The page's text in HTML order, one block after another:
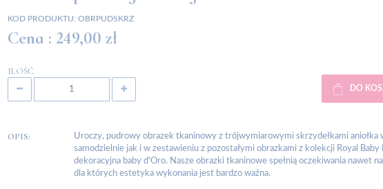
KOD PRODUKTU: OBRPUDSKRZ
Cena : 249,00 zł
ILOŚĆ
DO
OPIS:
Uroczy, pudrowy obrazek tkaninowy z trójwymiarowymi skrzydełkami aniołka
samodzielnie jak i w zestawieniu z pozostałymi obrazkami z kolekcji Royal
dekoracyjna baby d'Oro. Nasze obrazki tkaninowe spełnią oczekiwania nawet
dla których estetyka wykonania jest bardzo ważna.